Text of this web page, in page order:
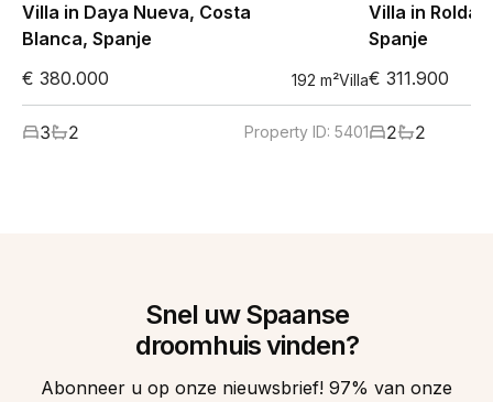
Villa in Daya Nueva, Costa
Blanca, Spanje
€ 380.000
192 m²Villa
3 2 Property ID: 5401
Villa in
Spanje
€ 311.900
2 2
Snel uw Spaanse
droomhuis vinden?
Abonneer u op onze nieuwsbrief! 97% van onze